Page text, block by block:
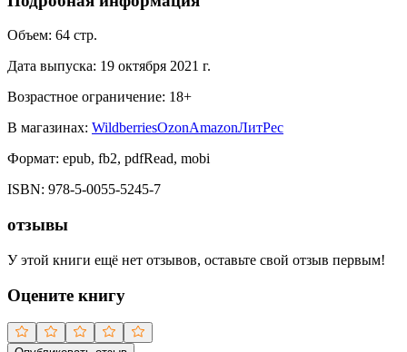
Объем: 64 стр.
Дата выпуска: 19 октября 2021 г.
Возрастное ограничение: 18+
В магазинах: WildberriesOzonAmazonЛитРес
Формат: epub, fb2, pdfRead, mobi
ISBN: 978-5-0055-5245-7
отзывы
У этой книги ещё нет отзывов, оставьте свой отзыв первым!
Оцените книгу